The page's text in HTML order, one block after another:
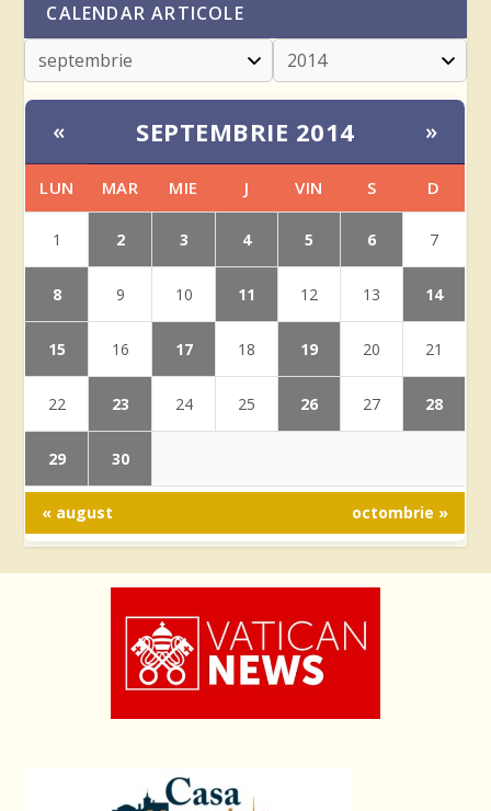
CALENDAR ARTICOLE
« SEPTEMBRIE 2014 »
LUN MAR MIE J VIN S D
1 2 3 4 5 6 7
8 9 10 11 12 13 14
15 16 17 18 19 20 21
22 23 24 25 26 27 28
29 30
« august octombrie »